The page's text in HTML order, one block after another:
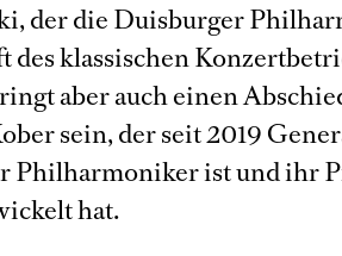
der die Duisburger
des klassischen
aber auch einen
sein, der seit 2019
Philharmoniker ist und ihr
hat.